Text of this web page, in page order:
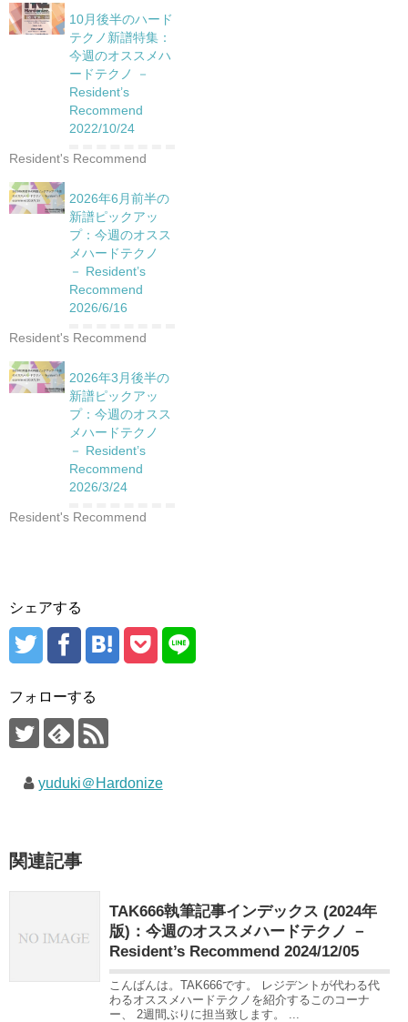
10月後半のハード
テクノ新譜特集：
今週のオススメハ
ードテクノ －
Resident’s
Recommend
2022/10/24
Resident's Recommend
2026年6月前半の
新譜ピックアッ
プ：今週のオスス
メハードテクノ
－ Resident’s
Recommend
2026/6/16
Resident's Recommend
2026年3月後半の
新譜ピックアッ
プ：今週のオスス
メハードテクノ
－ Resident’s
Recommend
2026/3/24
Resident's Recommend
シェアする
フォローする
yuduki＠Hardonize
関連記事
TAK666執筆記事インデックス (2024年
版)：今週のオススメハードテクノ －
Resident’s Recommend 2024/12/05
こんばんは。TAK666です。 レジデントが代わる代
わるオススメハードテクノを紹介するこのコーナ
ー、 2週間ぶりに担当致します。 ...